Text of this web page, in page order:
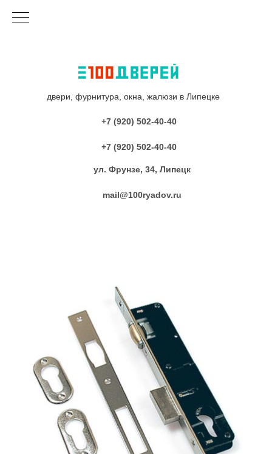
двери, фурнитура, окна, жалюзи в Липецке
+7 (920) 502-40-40
+7 (920) 502-40-40
ул. Фрунзе, 34, Липецк
mail@100ryadov.ru